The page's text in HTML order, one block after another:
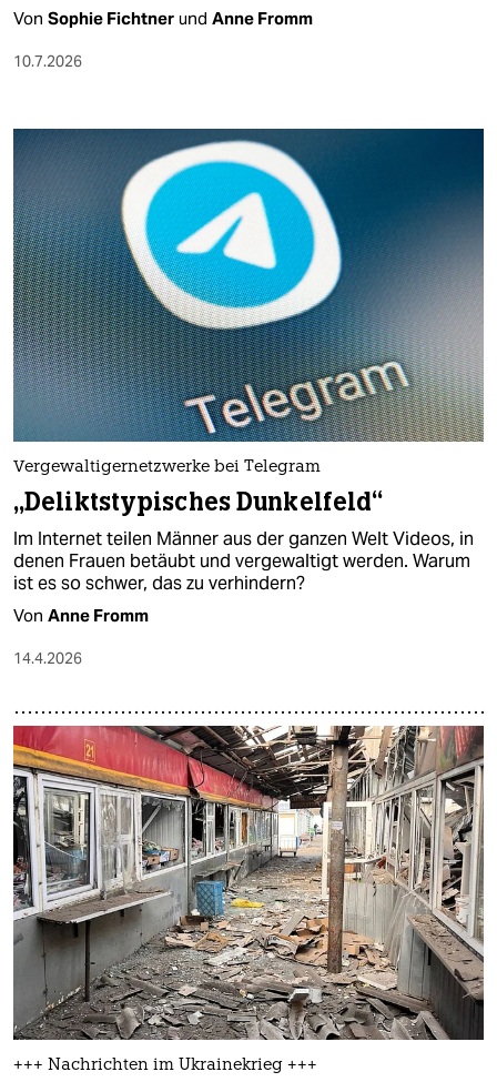
Von Sophie Fichtner und Anne Fromm
10.7.2026
Vergewaltigernetzwerke bei Telegram
„Deliktstypisches Dunkelfeld“
Im Internet teilen Männer aus der ganzen Welt Videos, in
denen Frauen betäubt und vergewaltigt werden. Warum
ist es so schwer, das zu verhindern?
Von Anne Fromm
14.4.2026
+++ Nachrichten im Ukrainekrieg +++